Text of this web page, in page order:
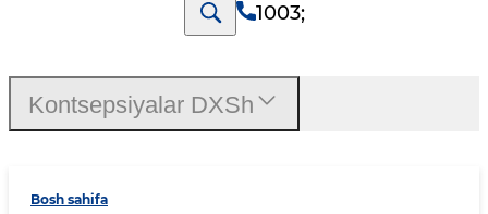
1003;
Bosh sahifa
Kontsepsiyalar DXSh